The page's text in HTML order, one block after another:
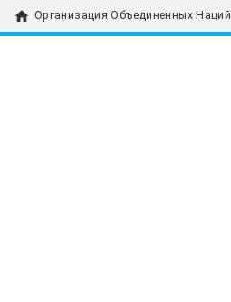
home Организация Объединенных Наций